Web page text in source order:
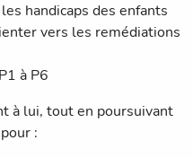
handicaps des enfants
vers les remédiations
à P6
à lui, tout en poursuivant
: